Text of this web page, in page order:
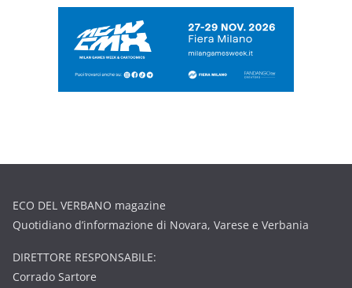
ECO DEL VERBANO magazine
Quotidiano d’informazione di Novara, Varese e Verbania
DIRETTORE RESPONSABILE:
Corrado Sartore